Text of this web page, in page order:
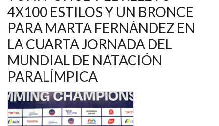
JORNADA
DEL
MUNDIAL
DE
NATACIÓN
4X100 ESTILOS Y UN BRONCE
PARA MARTA FERNÁNDEZ EN
LA CUARTA JORNADA DEL
MUNDIAL DE NATACIÓN
PARALÍMPICA